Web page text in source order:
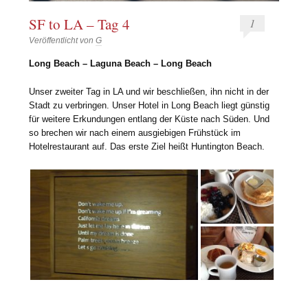
SF to LA – Tag 4
Veröffentlicht vonG
1
Long Beach – Laguna Beach – Long Beach
Unser zweiter Tag in LA und wir beschließen, ihn nicht in der
Stadt zu verbringen. Unser Hotel in Long Beach liegt günstig
für weitere Erkundungen entlang der Küste nach Süden. Und
so brechen wir nach einem ausgiebigen Frühstück im
Hotelrestaurant auf. Das erste Ziel heißt Huntington Beach.